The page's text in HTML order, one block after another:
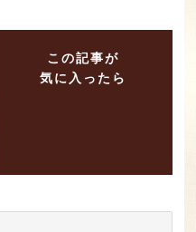
この記事が
気に入ったら